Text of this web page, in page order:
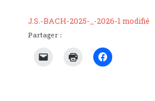
J.S.-BACH-2025-_-2026-1 modifié
Partager :